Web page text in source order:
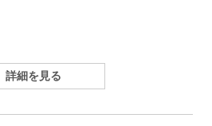
詳細を見る